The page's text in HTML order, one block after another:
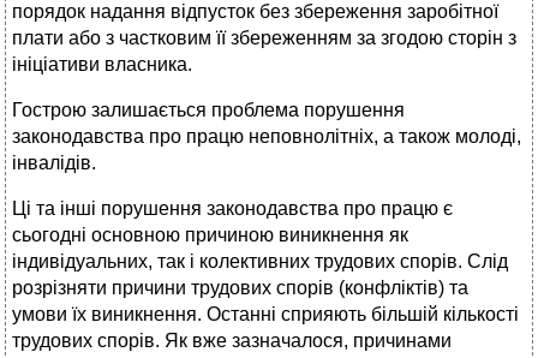
порядок надання відпусток без збе­реження заробітної
плати або з частковим її збереженням за згодою сторін з
ініціативи власника.
Гострою залишається проблема порушення
законодавства про працю неповнолітніх, а також молоді,
інвалідів.
Ці та інші порушення законодавства про працю є
сьогодні основною причиною виникнення як
індивідуальних, так і колек­тивних трудових спорів. Слід
розрізняти причини трудових спорів (конфліктів) та
умови їх виникнення. Останні сприяють більшій кількості
трудових спорів. Як вже зазначалося, при­чинами